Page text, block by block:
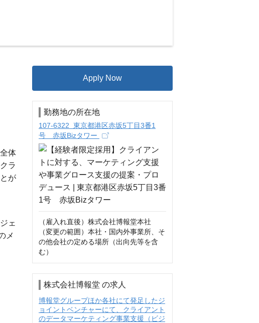
体
ラ
が
ェ
メ
Apply Now
勤務地の所在地
107-6322 東京都港区赤坂5丁目3番1
号 赤坂Bizタワー
（雇入れ直後）株式会社博報堂本社
（変更の範囲）本社・国内外事業所、そ
の他会社の定める場所（出向先等を含
む）
株式会社博報堂 の求人
博報堂グループほか各社にて発足したジ
ョイントベンチャーにて、クライアント
のデータマーケティング事業支援（ビジ